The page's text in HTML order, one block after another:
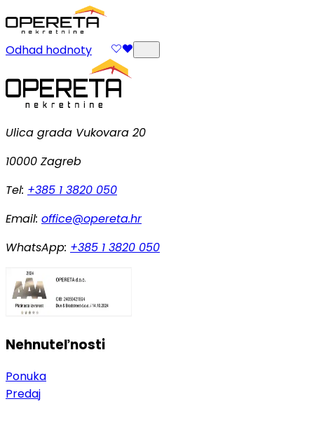
Odhad hodnoty
Ulica grada Vukovara 20
10000 Zagreb
Tel: +385 1 3820 050
Email: office@opereta.hr
WhatsApp: +385 1 3820 050
Nehnuteľnosti
Ponuka
Predaj